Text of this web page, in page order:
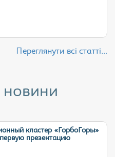
Переглянути всі статті...
новини
кластер «ГорбоГоры»
презентацию